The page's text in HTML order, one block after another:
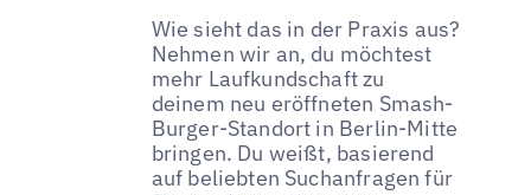
Wie sieht das in der Praxis aus?
Nehmen wir an, du möchtest
mehr Laufkundschaft zu
deinem neu eröffneten Smash-
Burger-Standort in Berlin-Mitte
bringen. Du weißt, basierend
auf beliebten Suchanfragen für